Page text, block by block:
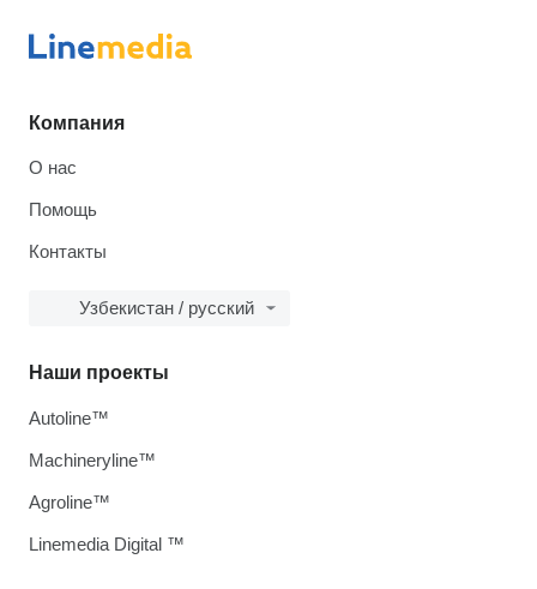
Компания
О нас
Помощь
Контакты
Узбекистан / русский
Наши проекты
Autoline™
Machineryline™
Agroline™
Linemedia Digital ™